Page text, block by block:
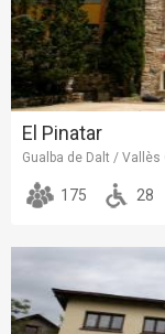
El Pinatar
Gualba de Dalt / Vallès
175 28